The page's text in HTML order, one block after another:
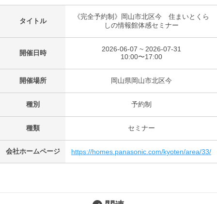
タイトル
《完全予約制》岡山市北区今 住まいとくら
しの情報館体感セミナー
開催日時
2026-06-07 ~ 2026-07-31
10:00〜17:00
開催場所 岡山県岡山市北区今
種別 予約制
種類 セミナー
会社ホームページ https://homes.panasonic.com/kyoten/area/33/